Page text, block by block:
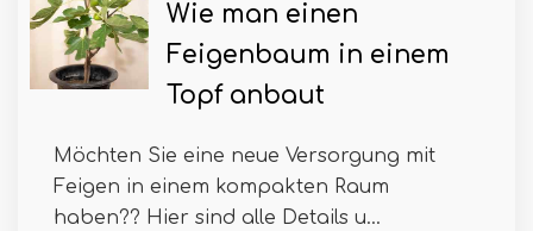
Wie man einen
Feigenbaum in einem
Topf anbaut
Möchten Sie eine neue Versorgung mit
Feigen in einem kompakten Raum
haben?? Hier sind alle Details u...